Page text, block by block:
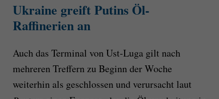
Ukraine greift Putins Öl-
Raffinerien an
Auch das Terminal von Ust-Luga gilt nach
mehreren Treffern zu Beginn der Woche
weiterhin als geschlossen und verursacht laut